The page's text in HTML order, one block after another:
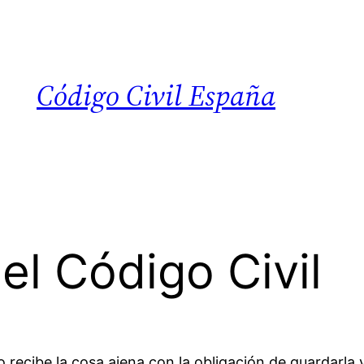
Código Civil España
Código Civil